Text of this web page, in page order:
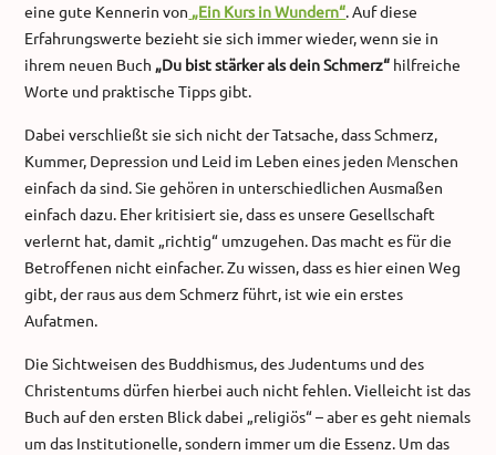
eine gute Kennerin von „Ein Kurs in Wundern“. Auf diese
Erfahrungswerte bezieht sie sich immer wieder, wenn sie in
ihrem neuen Buch „Du bist stärker als dein Schmerz“ hilfreiche
Worte und praktische Tipps gibt.
Dabei verschließt sie sich nicht der Tatsache, dass Schmerz,
Kummer, Depression und Leid im Leben eines jeden Menschen
einfach da sind. Sie gehören in unterschiedlichen Ausmaßen
einfach dazu. Eher kritisiert sie, dass es unsere Gesellschaft
verlernt hat, damit „richtig“ umzugehen. Das macht es für die
Betroffenen nicht einfacher. Zu wissen, dass es hier einen Weg
gibt, der raus aus dem Schmerz führt, ist wie ein erstes
Aufatmen.
Die Sichtweisen des Buddhismus, des Judentums und des
Christentums dürfen hierbei auch nicht fehlen. Vielleicht ist das
Buch auf den ersten Blick dabei „religiös“ – aber es geht niemals
um das Institutionelle, sondern immer um die Essenz. Um das